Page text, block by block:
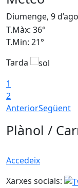
Diumenge, 9
T.Màx: 36°
T.Min: 21°
Tarda
1
2
AnteriorSegüent
Plànol /
Accedeix
Xarxes socials: